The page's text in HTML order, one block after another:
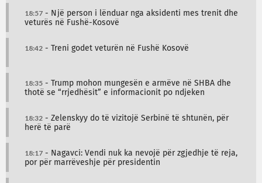
18:57 - Një person i lënduar nga aksidenti mes trenit dhe
veturës në Fushë-Kosovë
18:42 - Treni godet veturën në Fushë Kosovë
18:35 - Trump mohon mungesën e armëve në SHBA dhe
thotë se “rrjedhësit” e informacionit po ndjeken
18:32 - Zelenskyy do të vizitojë Serbinë të shtunën, për
herë të parë
18:17 - Nagavci: Vendi nuk ka nevojë për zgjedhje të reja,
por për marrëveshje për presidentin